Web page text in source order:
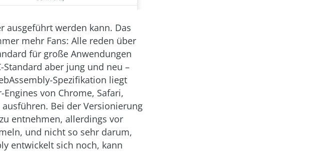
ausgeführt werden kann. Das
mehr Fans: Alle reden über
für große Anwendungen
aber jung und neu –
Spezifikation liegt
von Chrome, Safari,
Bei der Versionierung
entnehmen, allerdings vor
und nicht so sehr darum,
entwickelt sich noch, kann